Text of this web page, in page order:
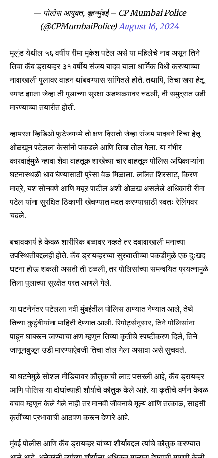
Join our community of
SUBSCRIBERS and be part of the
conversation.
To subscribe, simply enter your email address on our website
or click the subscribe button below. Don't worry, we respect
safe with us.
SUBSCRIBE
I've read and accept thePrivacy Policy.
6,300
Fans
32,111
Followers
75
Followers
— पोलीस आयुक्त, बृहन्मुंबई – CP Mumbai Police
(@CPMumbaiPolice)August 16, 2024
मुलुंड येथील ५६ वर्षीय रीमा मुकेश पटेल असे या महिलेचे नाव असून तिने
तिचा कॅब ड्रायव्हर ३१ वर्षीय संजय यादव याला धार्मिक विधी करण्याच्या
नावाखाली पुलावर वाहन थांबवण्यास सांगितले होते. तथापि, तिचा खरा हेतू
स्पष्ट झाला जेव्हा ती पुलाच्या सुरक्षा अडथळ्यावर चढली, ती समुद्रात उडी
मारण्याच्या तयारीत होती.
व्हायरल व्हिडिओ फुटेजमध्ये तो क्षण दिसतो जेव्हा संजय यादवने तिचा हेतू
ओळखून पटेलला केसांनी पकडले आणि तिचा तोल गेला. या गंभीर
कारवाईमुळे न्हावा शेवा वाहतूक शाखेच्या चार वाहतूक पोलिस अधिकाऱ्यांना
घटनास्थळी धाव घेण्यासाठी पुरेसा वेळ मिळाला. ललित शिरसाट, किरण
मात्रे, यश सोनवणे आणि मयूर पाटील अशी ओळख असलेले अधिकारी रीमा
पटेल यांना सुरक्षित ठिकाणी खेचण्यात मदत करण्यासाठी स्वतः रेलिंगवर
चढले.
बचावकार्य हे केवळ शारीरिक बळावर नव्हते तर दबावाखाली मनाच्या
उपस्थितीबद्दलही होते. कॅब ड्रायव्हरच्या सुरुवातीच्या पकडीमुळे एक दुःखद
घटना होऊ शकली असती ती टळली, तर पोलिसांच्या समन्वयित प्रयत्नामुळे
तिला पुलाच्या सुरक्षेत परत आणले गेले.
या घटनेनंतर पटेलला नवी मुंबईतील पोलिस ठाण्यात नेण्यात आले, तेथे
तिच्या कुटुंबीयांना माहिती देण्यात आली. रिपोर्ट्सनुसार, तिने पोलिसांना
पाहून घाबरून जाण्याचा क्षण म्हणून तिच्या कृतीचे स्पष्टीकरण दिले, तिने
जाणूनबुजून उडी मारण्याऐवजी तिचा तोल गेला असावा असे सुचवले.
या घटनेमुळे सोशल मीडियावर कौतुकाची लाट पसरली आहे, कॅब ड्रायव्हर
आणि पोलिस या दोघांच्याही शौर्याचे कौतुक केले आहे. या कृतीचे वर्णन केवळ
बचाव म्हणून केले गेले नाही तर मानवी जीवनाचे मूल्य आणि तत्काळ, साहसी
कृतींच्या प्रभावाची आठवण करून देणारे आहे.
मुंबई पोलीस आणि कॅब ड्रायव्हर यांच्या शौर्याबद्दल त्यांचे कौतुक करण्यात